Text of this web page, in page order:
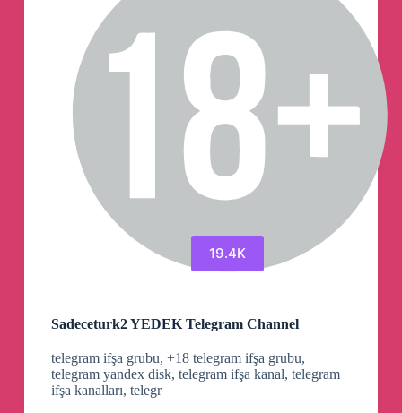
19.4K
Sadeceturk2 YEDEK Telegram Channel
telegram ifşa grubu, +18 telegram ifşa grubu,
telegram yandex disk, telegram ifşa kanal, telegram
ifşa kanalları, telegr